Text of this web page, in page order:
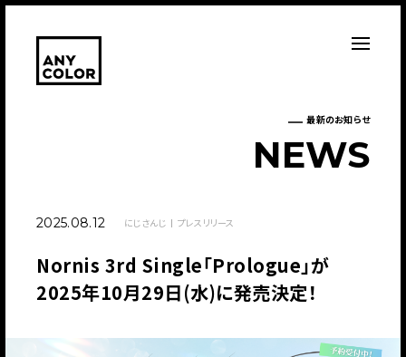
最新のお知らせ
NEWS
2025.08.12 にじさんじ プレスリリース
Nornis 3rd Single「Prologue」が
2025年10月29日(水)に発売決定！